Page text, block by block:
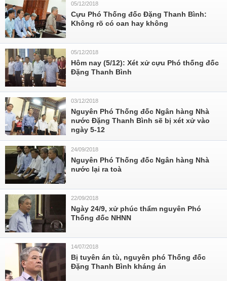
05/12/2018
Cựu Phó Thống đốc Đặng Thanh Bình:
Không rõ có oan hay không
05/12/2018
Hôm nay (5/12): Xét xử cựu Phó thống đốc
Đặng Thanh Bình
03/12/2018
Nguyên Phó Thống đốc Ngân hàng Nhà
nước Đặng Thanh Bình sẽ bị xét xử vào
ngày 5-12
24/09/2018
Nguyên Phó Thống đốc Ngân hàng Nhà
nước lại ra toà
22/09/2018
Ngày 24/9, xử phúc thẩm nguyên Phó
Thống đốc NHNN
14/07/2018
Bị tuyên án tù, nguyên phó Thống đốc
Đặng Thanh Bình kháng án